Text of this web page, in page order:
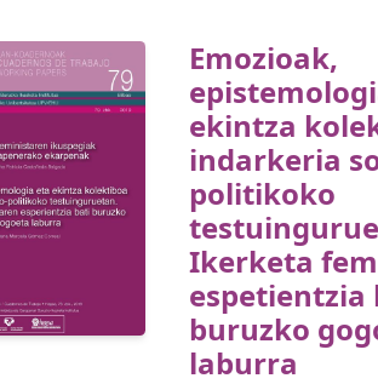
Emozioak,
ekintza
indarkeria
politikoko
Ikerketa
espetientzia
buruzko
laburra